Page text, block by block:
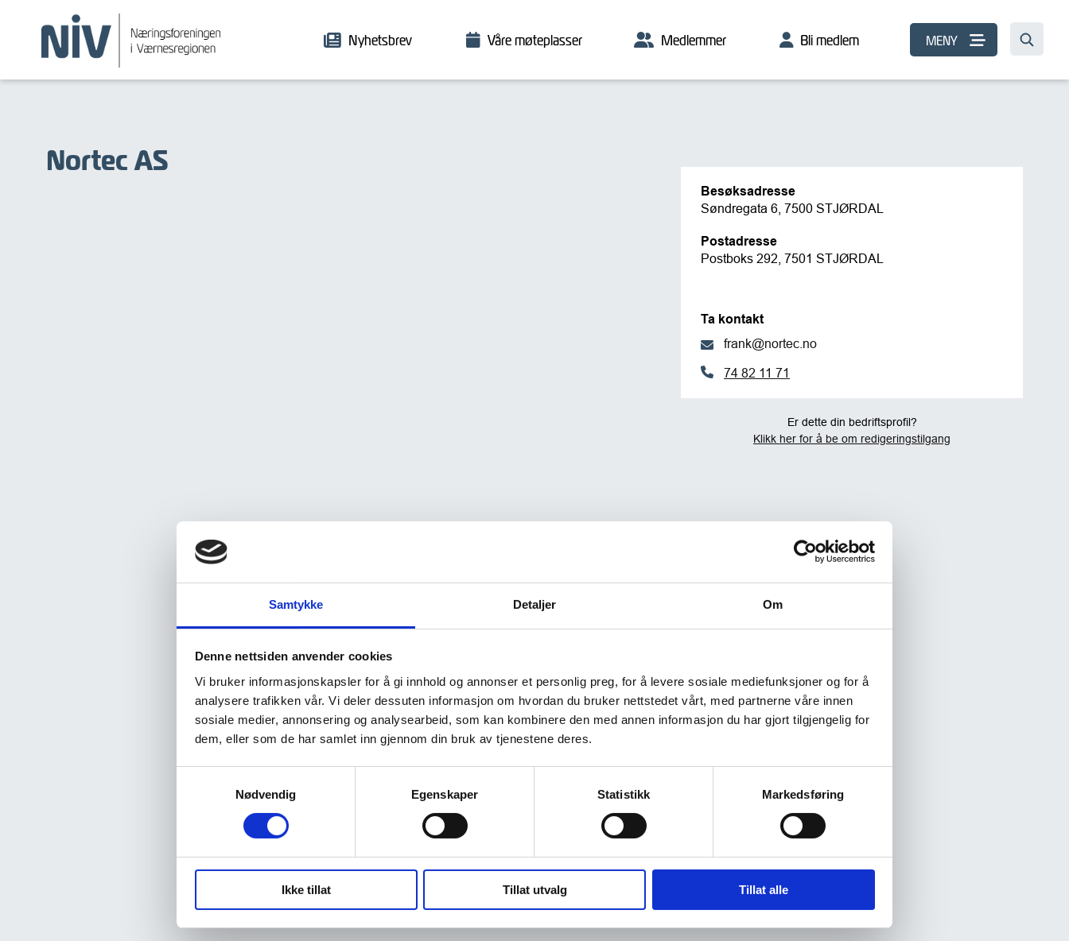
Samtykke Detaljer Om
Denne nettsiden anvender cookies
Vi bruker informasjonskapsler for å gi innhold og annonser et personlig preg, for å levere sosiale mediefunksjoner og for å
analysere trafikken vår. Vi deler dessuten informasjon om hvordan du bruker nettstedet vårt, med partnerne våre innen
sosiale medier, annonsering og analysearbeid, som kan kombinere den med annen informasjon du har gjort tilgjengelig for
dem, eller som de har samlet inn gjennom din bruk av tjenestene deres.
Nødvendig
Egenskaper Statistikk Markedsføring
Ikke tillat Tillat utvalg Tillat alle
Nyhetsbrev Våre møteplasser Medlemmer Bli medlem MENY
Nortec AS
Besøksadresse
Søndregata 6, 7500 STJØRDAL
Postadresse
Postboks 292, 7501 STJØRDAL
Ta kontakt
frank@nortec.no
74 82 11 71
Er dette din bedriftsprofil?
Klikk her for å be om redigeringstilgang